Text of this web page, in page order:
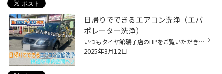
日帰りでできるエアコン洗浄（エバ
ポレーター洗浄）
いつもタイヤ館磯子店のHPをご覧いただき 誠にありがとうございます。 今回ご紹介するのはお車のリフレッシュにイチ押し☆ Dr.BAZOOKA！洗浄(エバポレーター洗浄) エバポレーターとは？？ カーエアコン内部にある熱交換器のことです。 エバポレーターのある場所は狭くて温度が高いので カビや酵母菌...
2025年3月12日